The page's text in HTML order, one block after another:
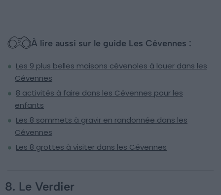
À lire aussi sur le guide Les Cévennes :
Les 9 plus belles maisons cévenoles à louer dans les
Cévennes
8 activités à faire dans les Cévennes pour les
enfants
Les 8 sommets à gravir en randonnée dans les
Cévennes
Les 8 grottes à visiter dans les Cévennes
8. Le Verdier